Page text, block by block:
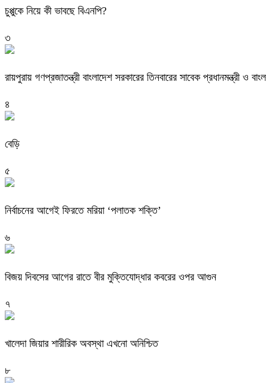
চুপ্পুকে নিয়ে কী ভাবছে বিএনপি?
৩
রায়পুরায় গণপ্রজাতন্ত্রী বাংলাদেশ সরকারের তিনবারের সাবেক প্রধানমন্ত্রী ও
৪
বেড়ি
৫
নির্বাচনের আগেই ফিরতে মরিয়া ‘পলাতক শক্তি’
৬
বিজয় দিবসের আগের রাতে বীর মুক্তিযোদ্ধার কবরের ওপর আগুন
৭
খালেদা জিয়ার শারীরিক অবস্থা এখনো অনিশ্চিত
৮